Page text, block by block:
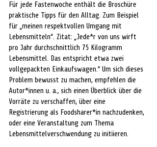
Für jede Fastenwoche enthält die Broschüre
praktische Tipps für den Alltag. Zum Beispiel
für „meinen respektvollen Umgang mit
Lebensmitteln“. Zitat: „Jede*r von uns wirft
pro Jahr durchschnittlich 75 Kilogramm
Lebensmittel. Das entspricht etwa zwei
vollgepackten Einkaufswagen.“ Um sich dieses
Problem bewusst zu machen, empfehlen die
Autor*innen u. a., sich einen Überblick über die
Vorräte zu verschaffen, über eine
Registrierung als Foodsharer*in nachzudenken,
oder eine Veranstaltung zum Thema
Lebensmittelverschwendung zu initiieren.